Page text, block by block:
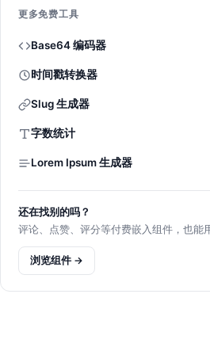
更多免费工具
Base64 编码器
时间戳转换器
Slug 生成器
字数统计
Lorem Ipsum 生成器
还在找别的吗？
评论、点赞、评分等付费嵌入组件，也能
浏览组件 →